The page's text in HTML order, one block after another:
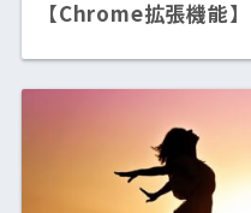
【Chrome拡張機能】